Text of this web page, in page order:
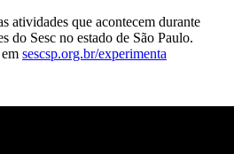
atividades que acontecem durante
do Sesc no estado de São Paulo.
sescsp.org.br/experimenta